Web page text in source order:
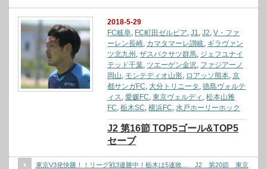
2018-5-29
FC岐阜 FC町田ゼルビア ,J1 ,J2 ,V・ファ
ーレン長崎 カマタマーレ讃岐 ギラヴァン
ツ北九州 ,ザスパクサツ群馬 ジェフユナイ
テッド千葉 ツエーゲン金沢 ファジアーノ
岡山 モンテディオ山形 ロアッソ熊本 ,京
都サンガFC 大分トリニータ ,徳島ヴォルテ
ィス ,愛媛FC ,東京ヴェルディ ,松本山雅
FC ,栃木SC ,横浜FC ,水戸ホーリーホック
J2 第16節 TOP5ゴール&TOP5
セーブ
東京V3発快勝！！リーグ戦3連勝中！栃木は5連敗… J2 第20節 東京